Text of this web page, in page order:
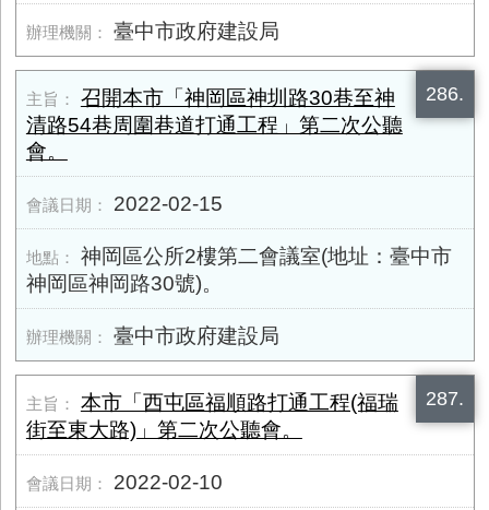
臺中市政府建設局
286.
召開本市「神岡區神圳路30巷至神
清路54巷周圍巷道打通工程」第二次公聽
會。
2022-02-15
神岡區公所2樓第二會議室(地址：臺中市
神岡區神岡路30號)。
臺中市政府建設局
287.
本市「西屯區福順路打通工程(福瑞
街至東大路)」第二次公聽會。
2022-02-10